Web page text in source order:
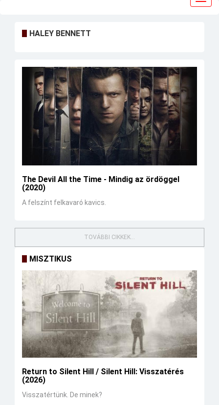
HALEY BENNETT
The Devil All the Time - Mindig az ördöggel
(2020)
A felszínt felkavaró kavics.
TOVÁBBI CIKKEK...
MISZTIKUS
Return to Silent Hill / Silent Hill: Visszatérés
(2026)
Visszatértünk. De minek?